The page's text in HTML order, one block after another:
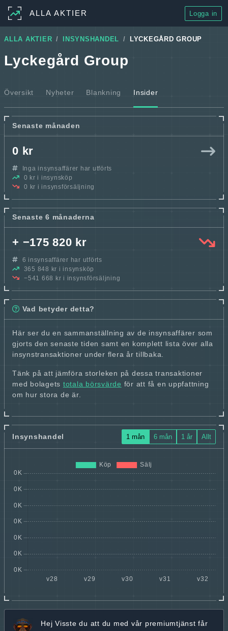
ALLA AKTIER Logga in
ALLA AKTIER INSYNSHANDEL LYCKEGÅRD GROUP
Lyckegård Group
Översikt Nyheter Blankning Insider
Senaste månaden
0 kr
Inga insynsaffärer har utförts
0 kr i insynsköp
0 kr i insynsförsäljning
Senaste 6 månaderna
+ −175 820 kr
6 insynsaffärer har utförts
365 848 kr i insynsköp
−541 668 kr i insynsförsäljning
Vad betyder detta?
Här ser du en sammanställning av de insynsaffärer som
gjorts den senaste tiden samt en komplett lista över alla
insynstransaktioner under flera år tillbaka.
Tänk på att jämföra storleken på dessa transaktioner
med bolagets totala börsvärde för att få en uppfattning
om hur stora de är.
Insynshandel 1 mån 6 mån 1 år Allt
Hej Visste du att du med vår premiumtjänst får